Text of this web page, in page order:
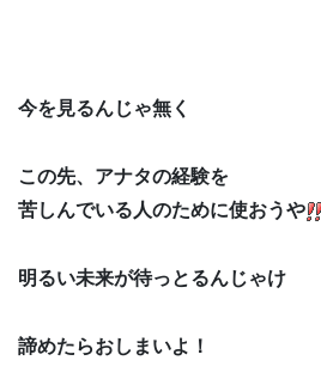
今を見るんじゃ無く
この先、アナタの経験を
苦しんでいる人のために使おうや
明るい未来が待っとるんじゃけ
諦めたらおしまいよ！